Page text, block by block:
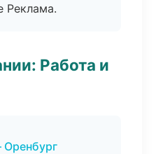
Реклама.
Работа и
Оренбург